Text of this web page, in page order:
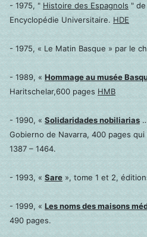
- 1975, " Histoire des Espagnols "
Encyclopédie Universitaire. HDE
- 1975, « Le Matin Basque » par le
- 1989, « Hommage au musée
Haritschelar,600 pages HMB
- 1990, « Solidaridades nobiliarias
Gobierno de Navarra, 400 pages
1387 – 1464.
- 1993, « Sare », tome 1 et 2,
- 1999, « Les noms des maisons
490 pages.